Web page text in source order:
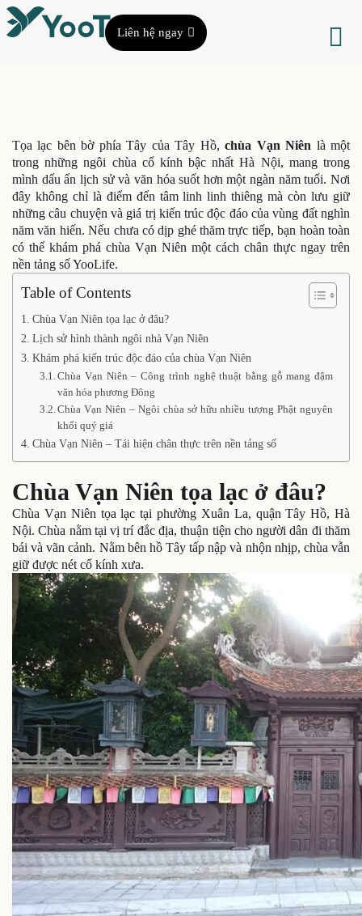
Liên hệ ngay
Tọa lạc bên bờ phía Tây của Tây Hồ,chùa Vạn Niên là một
trong những ngôi chùa cổ kính bậc nhất Hà Nội, mang trong
mình dấu ấn lịch sử và văn hóa suốt hơn một ngàn năm tuổi. Nơi
đây không chỉ là điểm đến tâm linh linh thiêng mà còn lưu giữ
những câu chuyện và giá trị kiến trúc độc đáo của vùng đất nghìn
năm văn hiến. Nếu chưa có dịp ghé thăm trực tiếp, bạn hoàn toàn
có thể khám phá chùa Vạn Niên một cách chân thực ngay trên
nền tảng số YooLife.
Table of Contents
Chùa Vạn Niên tọa lạc ở đâu?
Lịch sử hình thành ngôi nhà Vạn Niên
Khám phá kiến trúc độc đáo của chùa Vạn Niên
Chùa Vạn Niên – Công trình nghệ thuật bằng gỗ mang đậm
văn hóa phương Đông
Chùa Vạn Niên – Ngôi chùa sở hữu nhiều tượng Phật nguyên
khối quý giá
Chùa Vạn Niên – Tái hiện chân thực trên nền tảng số
Chùa Vạn Niên tọa lạc ở đâu?
Chùa Vạn Niên tọa lạc tại phường Xuân La, quận Tây Hồ, Hà
Nội. Chùa nằm tại vị trí đắc địa, thuận tiện cho người dân đi thăm
bái và vãn cảnh. Nằm bên hồ Tây tấp nập và nhộn nhịp, chùa vẫn
giữ được nét cổ kính xưa.